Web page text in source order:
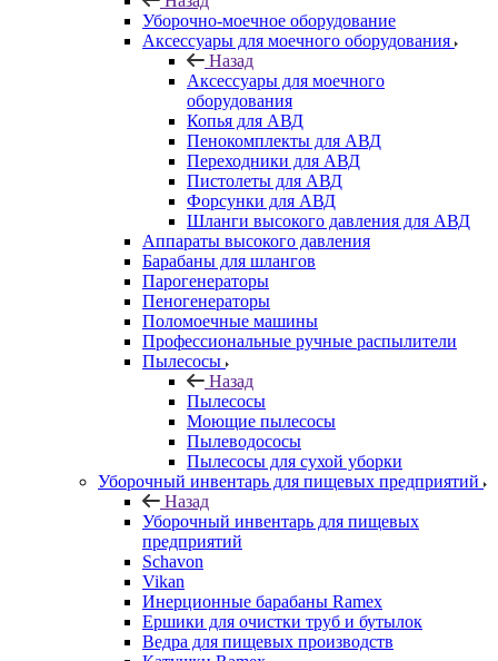
Уборочно-моечное оборудование
Аксессуары для моечного оборудования
Назад
Аксессуары для моечного
оборудования
Копья для АВД
Пенокомплекты для АВД
Переходники для АВД
Пистолеты для АВД
Форсунки для АВД
Шланги высокого давления для АВД
Аппараты высокого давления
Барабаны для шлангов
Парогенераторы
Пеногенераторы
Поломоечные машины
Профессиональные ручные распылители
Пылесосы
Назад
Пылесосы
Моющие пылесосы
Пылеводососы
Пылесосы для сухой уборки
Уборочный инвентарь для пищевых предприятий
Назад
Уборочный инвентарь для пищевых
предприятий
Schavon
Vikan
Инерционные барабаны Ramex
Ершики для очистки труб и бутылок
Ведра для пищевых производств